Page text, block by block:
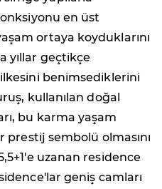
en üst
ortaya koyduklarını
yıllar geçtikçe
benimsediklerini
kullanılan doğal
bu karma yaşam
sembolü olmasını
uzanan residence
geniş camları